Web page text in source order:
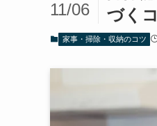
づく
11/06
家事・掃除・収納のコツ